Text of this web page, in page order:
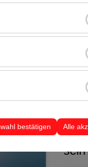
die
(Besucherzahl,
zu messen und die
Werbung
andere
bestätigen Alle
Sie
sein